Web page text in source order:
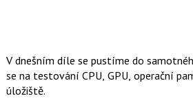
V dnešním díle se pustíme do
se na testování CPU, GPU, operační
úložiště.